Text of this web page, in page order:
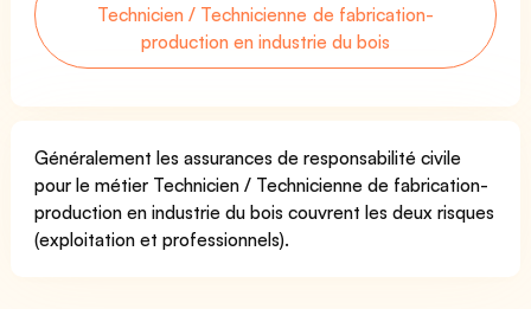
Technicien / Technicienne de fabrication-
production en industrie du bois
Généralement les assurances de responsabilité civile
pour le métier Technicien / Technicienne de fabrication-
production en industrie du bois couvrent les deux risques
(exploitation et professionnels).